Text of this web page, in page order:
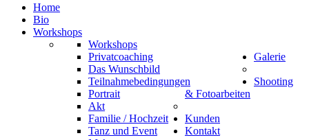
Home
Bio
Workshops
Workshops
Privatcoaching
Das Wunschbild
Teilnahmebedingungen
Galerie
Portrait
Akt
Familie / Hochzeit
Tanz und Event
Shooting
& Fotoarbeiten
Kunden
Kontakt